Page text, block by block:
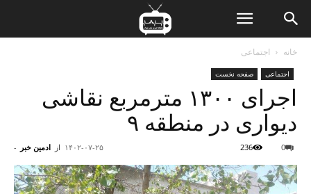
خانه اجتماعی
اجتماعی صفحه نخست
اجرای ۱۳۰۰ مترمربع نقاشی
دیواری در منطقه ۹
از ادمین خبر - ۱۴۰۲-۰۷-۲۵ 0
236